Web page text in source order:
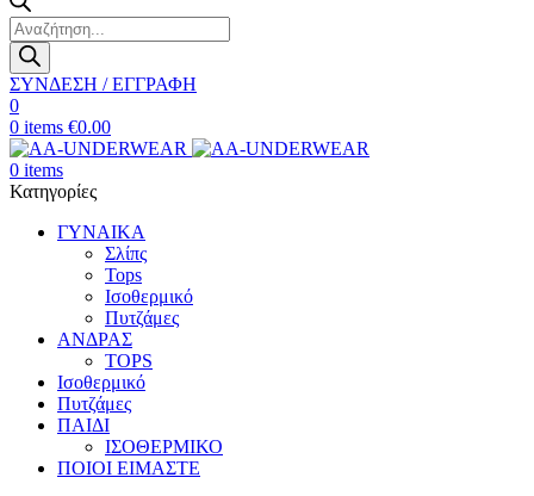
Products
search
ΣΥΝΔΕΣΗ / ΕΓΓΡΑΦΗ
0
0 items €0.00
0 items
Κατηγορίες
ΓΥΝΑΙΚΑ
Σλίπς
Tops
Ισοθερμικό
Πυτζάμες
ΑΝΔΡΑΣ
TOPS
Ισοθερμικό
Πυτζάμες
ΠΑΙΔΙ
ΙΣΟΘΕΡΜΙΚΟ
ΠΟΙΟΙ ΕΙΜΑΣΤΕ